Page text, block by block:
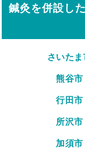
鍼灸を併設し
さいた
熊谷市
行田市
所沢市
加須市